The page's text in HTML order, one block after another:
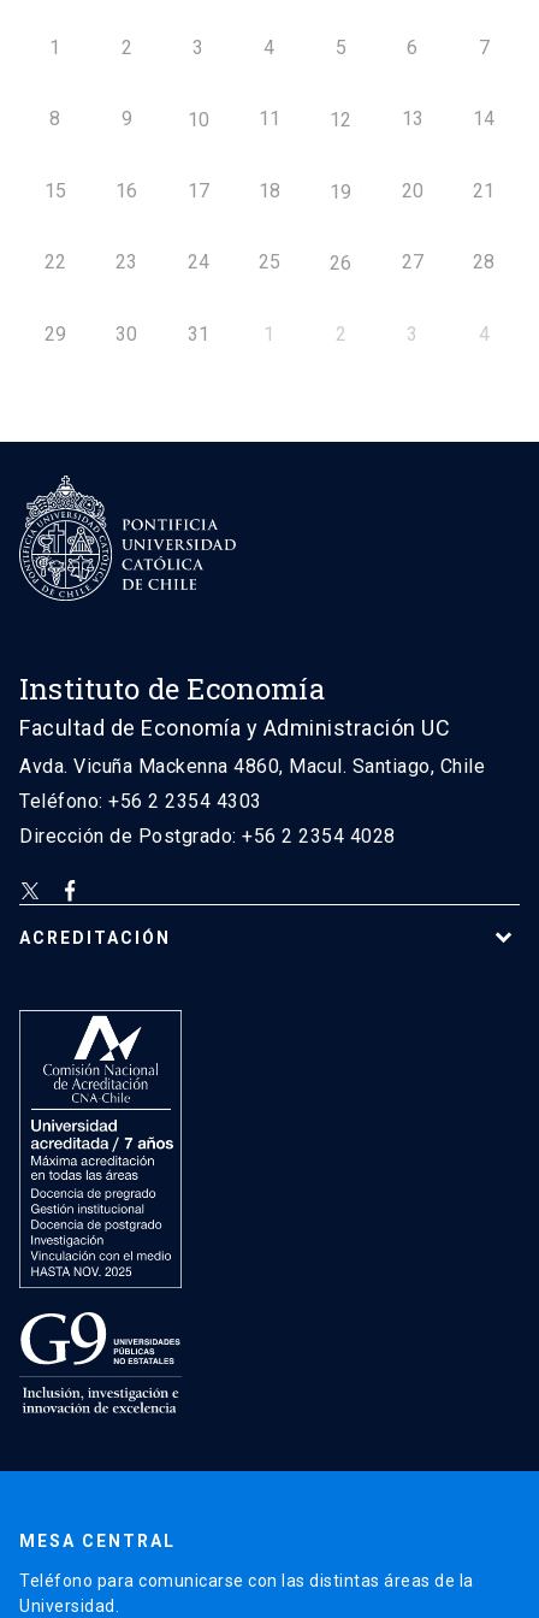
1 2 3 4 5 6 7
8 9 10 11 12 13 14
15 16 17 18 19 20 21
22 23 24 25 26 27 28
29 30 31 1 2 3 4
Instituto de Economía
Facultad de Economía y Administración UC
Avda. Vicuña Mackenna 4860, Macul. Santiago, Chile
Teléfono: +56 2 2354 4303
Dirección de Postgrado: +56 2 2354 4028
ACREDITACIÓN
MESA CENTRAL
Teléfono para comunicarse con las distintas áreas de la
Universidad.